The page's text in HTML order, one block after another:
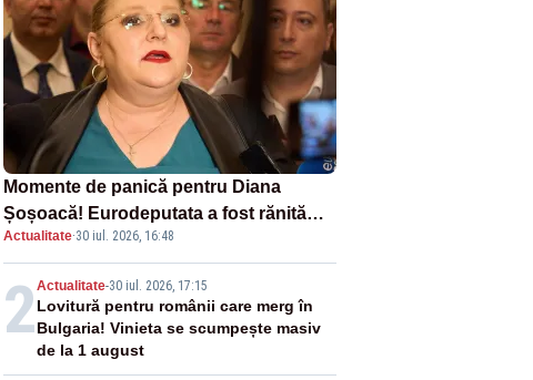
Momente de panică pentru Diana
Șoșoacă! Eurodeputata a fost rănită
într-un accident rutier
Actualitate·30 iul. 2026, 16:48
2Actualitate-30 iul. 2026, 17:15
Lovitură pentru românii care merg în
Bulgaria! Vinieta se scumpește masiv
de la 1 august